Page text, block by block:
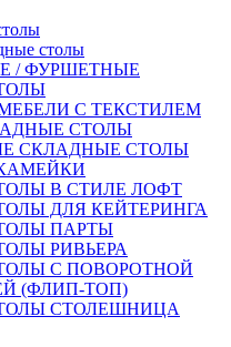
столы
/ ФУРШЕТНЫЕ
С ТЕКСТИЛЕМ
СТОЛЫ
СКЛАДНЫЕ СТОЛЫ
В СТИЛЕ ЛОФТ
ДЛЯ КЕЙТЕРИНГА
ПАРТЫ
РИВЬЕРА
С ПОВОРОТНОЙ
(ФЛИП-ТОП)
СТОЛЕШНИЦА